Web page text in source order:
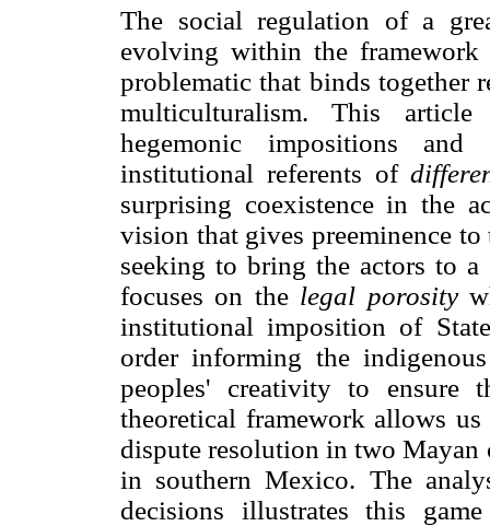
The social regulation of a
evolving within the framework
problematic that binds together
multiculturalism. This
hegemonic impositions
institutional referents of
surprising coexistence in the
vision that gives preeminence
seeking to bring the actors to
focuses on the legal porosity
institutional imposition of
order informing the
peoples' creativity to ensure
theoretical framework allows
dispute resolution in two
in southern Mexico. The
decisions illustrates this